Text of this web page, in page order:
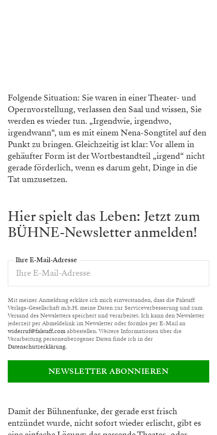
Folgende Situation: Sie waren in einer Theater- und
Opernvorstellung, verlassen den Saal und wissen, Sie
werden es wieder tun. „Irgendwie, irgendwo,
irgendwann“, um es mit einem Nena-Songtitel auf den
Punkt zu bringen. Gleichzeitig ist klar: Vor allem in
gehäufter Form ist der Wortbestandteil „irgend“ nicht
gerade förderlich, wenn es darum geht, Dinge in die
Tat umzusetzen.
Hier spielt das Leben: Jetzt zum
BÜHNE-Newsletter anmelden!
Ihre E-Mail-Adresse
Mit meiner Anmeldung erkläre ich mich einverstanden, dass die Falstaff
Verlags-Gesellschaft m.b.H. meine Daten zur Serviceverbesserung und zum
Versand des Newsletters speichert und verarbeitet. Ich kann den Newsletter
jederzeit per Abmeldelink im Newsletter oder formlos per E-Mail an
widerruf@falstaff.comabbestellen. Weitere Informationen über die
Verarbeitung personenbezogener Daten finde ich in der
Datenschutzerklärung.
NEWSLETTER ABONNIEREN
Damit der Bühnenfunke, der gerade erst frisch
entzündet wurde, nicht sofort wieder erlischt, gibt es